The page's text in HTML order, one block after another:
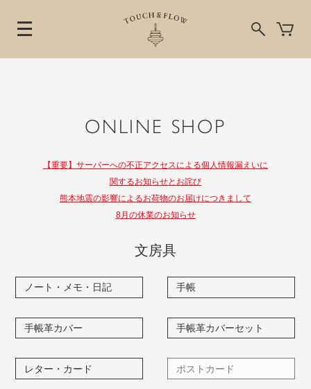
ONLINE SHOP
【重要】サーバーへの不正アクセスによる個人情報漏えいに
関するお知らせとお詫び
熊本地震の影響によるお荷物のお届けにつきまして
8月の休業のお知らせ
文房具
ノート・メモ・日記 手帳
手帳革カバー 手帳革カバーセット
レター・カード ポストカード